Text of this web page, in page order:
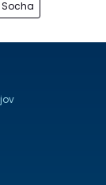
Socha